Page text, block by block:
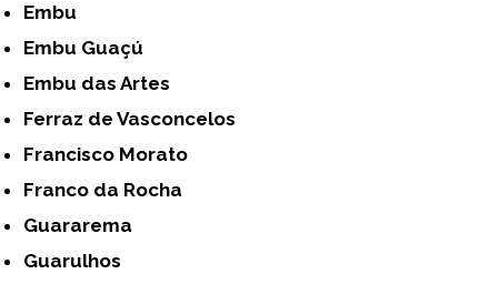
Embu
Embu Guaçú
Embu das Artes
Ferraz de Vasconcelos
Francisco Morato
Franco da Rocha
Guararema
Guarulhos